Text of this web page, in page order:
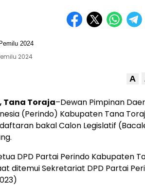
2024
A
Tana Toraja–Dewan Pimpinan
(Perindo) Kabupaten Tana
bakal Calon Legislatif
DPD Partai Perindo Kabupaten
ditemui Sekretariat DPD Partai